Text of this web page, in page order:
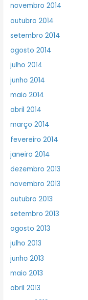
novembro 2014
outubro 2014
setembro 2014
agosto 2014
julho 2014
junho 2014
maio 2014
abril 2014
março 2014
fevereiro 2014
janeiro 2014
dezembro 2013
novembro 2013
outubro 2013
setembro 2013
agosto 2013
julho 2013
junho 2013
maio 2013
abril 2013